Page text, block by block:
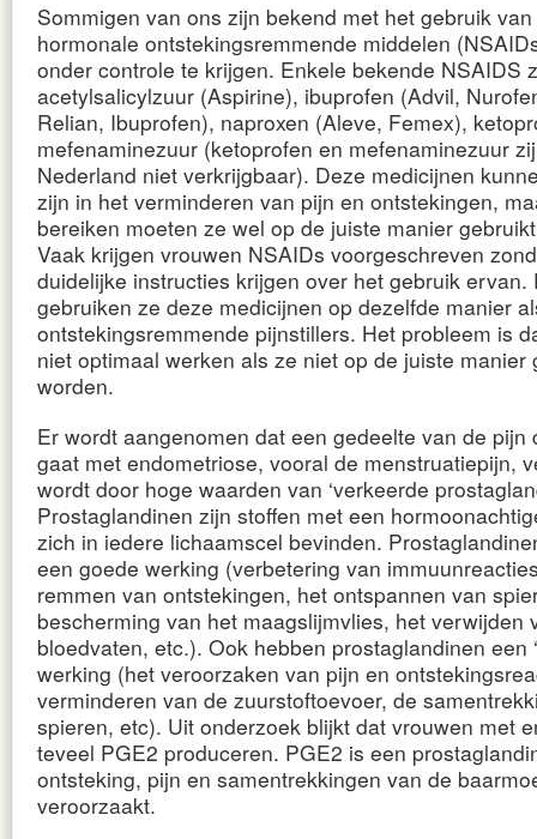
Sommigen van ons zijn bekend met het gebruik
hormonale ontstekingsremmende middelen
onder controle te krijgen. Enkele bekende NSAIDS
acetylsalicylzuur (Aspirine), ibuprofen (Advil,
Relian, Ibuprofen), naproxen (Aleve, Femex),
mefenaminezuur (ketoprofen en mefenaminezuur
Nederland niet verkrijgbaar). Deze medicijnen
zijn in het verminderen van pijn en ontstekingen,
bereiken moeten ze wel op de juiste manier
Vaak krijgen vrouwen NSAIDs voorgeschreven
duidelijke instructies krijgen over het gebruik ervan.
gebruiken ze deze medicijnen op dezelfde manier
ontstekingsremmende pijnstillers. Het probleem is
niet optimaal werken als ze niet op de juiste manier
worden.
Er wordt aangenomen dat een gedeelte van de pijn
gaat met endometriose, vooral de menstruatiepijn,
wordt door hoge waarden van ‘verkeerde
Prostaglandinen zijn stoffen met een
zich in iedere lichaamscel bevinden.
een goede werking (verbetering van
remmen van ontstekingen, het ontspannen van
bescherming van het maagslijmvlies, het verwijden
bloedvaten, etc.). Ook hebben prostaglandinen een
werking (het veroorzaken van pijn en
verminderen van de zuurstoftoevoer, de
spieren, etc). Uit onderzoek blijkt dat vrouwen met
teveel PGE2 produceren. PGE2 is een
ontsteking, pijn en samentrekkingen van de
veroorzaakt.